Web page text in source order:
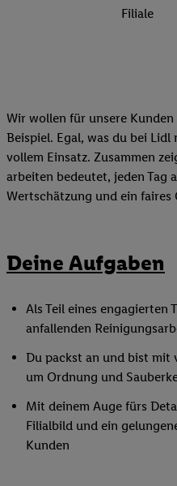
Filiale
Wir wollen für unsere
Beispiel. Egal, was du bei
vollem Einsatz. Zusammen
arbeiten bedeutet, jeden Tag
Wertschätzung und ein faires
Deine Aufgaben
Als Teil eines engagierten
anfallenden
Du packst an und bist mit
um Ordnung und
Mit deinem Auge fürs
Filialbild und ein
Kunden